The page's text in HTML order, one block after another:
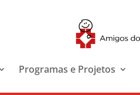
Programas e Projetos